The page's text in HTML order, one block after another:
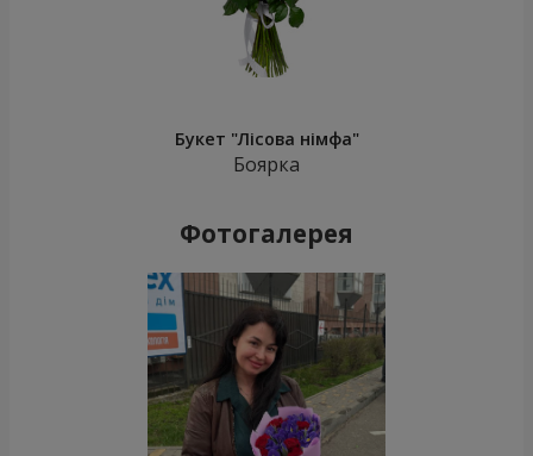
Букет "Лісова німфа"
Боярка
Фотогалерея